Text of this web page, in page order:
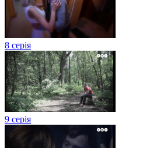
8 серія
9 серія